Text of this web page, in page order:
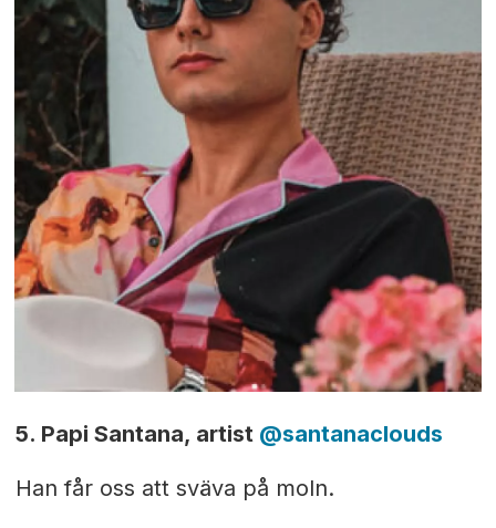
5. Papi Santana, artist @santanaclouds
Han får oss att sväva på moln.